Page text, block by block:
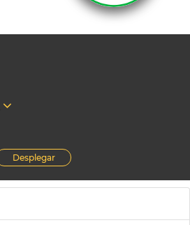
Desplegar